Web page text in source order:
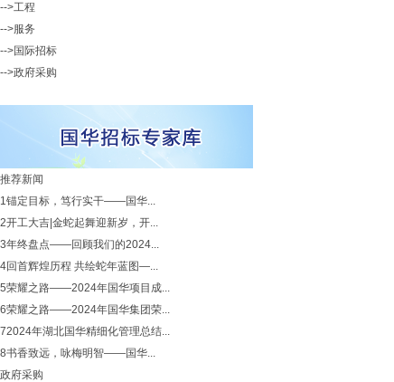
-->工程
-->服务
-->国际招标
-->政府采购
推荐新闻
1锚定目标，笃行实干——国华...
2开工大吉|金蛇起舞迎新岁，开...
3年终盘点——回顾我们的2024...
4回首辉煌历程 共绘蛇年蓝图—...
5荣耀之路——2024年国华项目成...
6荣耀之路——2024年国华集团荣...
72024年湖北国华精细化管理总结...
8书香致远，咏梅明智——国华...
政府采购